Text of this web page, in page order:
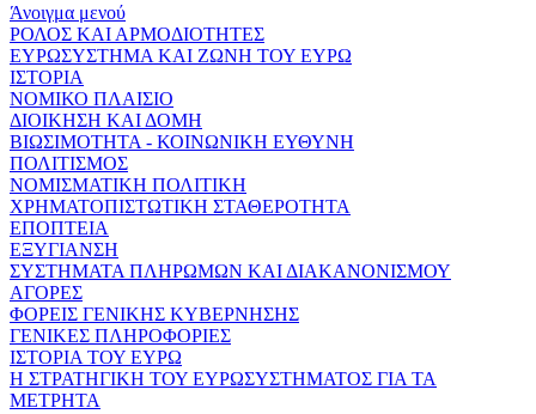
Άνοιγμα μενού
ΡΟΛΟΣ ΚΑΙ ΑΡΜΟΔΙΟΤΗΤΕΣ
ΕΥΡΩΣΥΣΤΗΜΑ ΚΑΙ ΖΩΝΗ ΤΟΥ ΕΥΡΩ
ΙΣΤΟΡΙΑ
ΝΟΜΙΚΟ ΠΛΑΙΣΙΟ
ΔΙΟΙΚΗΣΗ ΚΑΙ ΔΟΜΗ
ΒΙΩΣΙΜΟΤΗΤΑ - ΚΟΙΝΩΝΙΚΗ ΕΥΘΥΝΗ
ΠΟΛΙΤΙΣΜΟΣ
ΝΟΜΙΣΜΑΤΙΚΗ ΠΟΛΙΤΙΚΗ
ΧΡΗΜΑΤΟΠΙΣΤΩΤΙΚΗ ΣΤΑΘΕΡΟΤΗΤΑ
ΕΠΟΠΤΕΙΑ
ΕΞΥΓΙΑΝΣΗ
ΣΥΣΤΗΜΑΤΑ ΠΛΗΡΩΜΩΝ ΚΑΙ ΔΙΑΚΑΝΟΝΙΣΜΟΥ
ΑΓΟΡΕΣ
ΦΟΡΕΙΣ ΓΕΝΙΚΗΣ ΚΥΒΕΡΝΗΣΗΣ
ΓΕΝΙΚΕΣ ΠΛΗΡΟΦΟΡΙΕΣ
ΙΣΤΟΡΙΑ ΤΟΥ ΕΥΡΩ
Η ΣΤΡΑΤΗΓΙΚΗ ΤΟΥ ΕΥΡΩΣΥΣΤΗΜΑΤΟΣ ΓΙΑ ΤΑ
ΜΕΤΡΗΤΑ